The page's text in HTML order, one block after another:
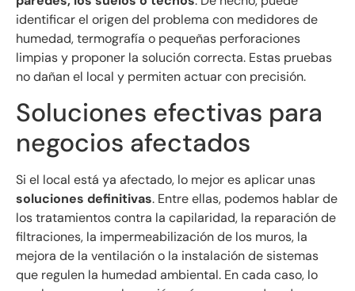
identificar el origen del problema con medidores de
humedad, termografía o pequeñas perforaciones
limpias y proponer la solución correcta. Estas pruebas
no dañan el local y permiten actuar con precisión.
Soluciones efectivas para
negocios afectados
Si el local está ya afectado, lo mejor es aplicar unas
soluciones definitivas. Entre ellas, podemos hablar de
los tratamientos contra la capilaridad, la reparación de
filtraciones, la impermeabilización de los muros, la
mejora de la ventilación o la instalación de sistemas
que regulen la humedad ambiental. En cada caso, lo